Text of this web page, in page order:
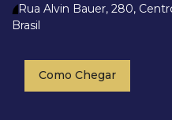
Rua Alvin Bauer, 280,
Brasil
Como Chegar